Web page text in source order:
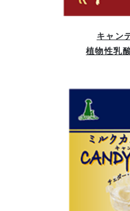
キャン
植物性乳